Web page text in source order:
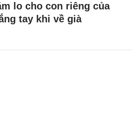
lo cho con riêng của
tay khi về già